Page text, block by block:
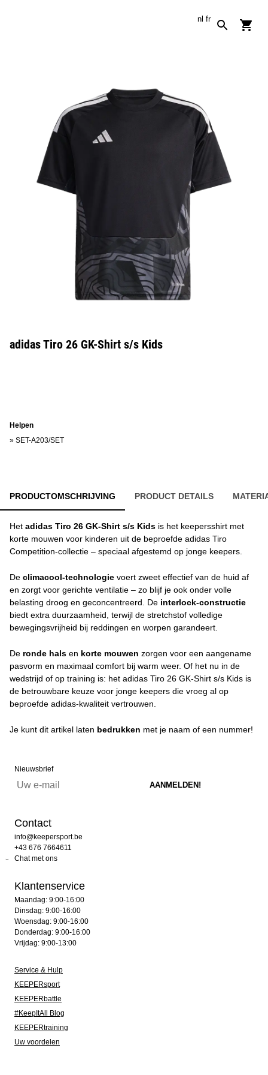
nl fr
adidas Tiro 26 GK-Shirt s/s Kids
Helpen
» SET-A203/SET
PRODUCTOMSCHRIJVING PRODUCT DETAILS
Het adidas Tiro 26 GK-Shirt s/s Kids is het keepersshirt met
korte mouwen voor kinderen uit de beproefde adidas Tiro
Competition-collectie – speciaal afgestemd op jonge keepers.
De climacool-technologie voert zweet effectief van de huid af
en zorgt voor gerichte ventilatie – zo blijf je ook onder volle
belasting droog en geconcentreerd. De interlock-constructie
biedt extra duurzaamheid, terwijl de stretchstof volledige
bewegingsvrijheid bij reddingen en worpen garandeert.
De ronde hals en korte mouwen zorgen voor een aangename
pasvorm en maximaal comfort bij warm weer. Of het nu in de
wedstrijd of op training is: het adidas Tiro 26 GK-Shirt s/s Kids is
de betrouwbare keuze voor jonge keepers die vroeg al op
beproefde adidas-kwaliteit vertrouwen.
Je kunt dit artikel laten bedrukken met je naam of een nummer!
Nieuwsbrief
Contact
info@keepersport.be
+43 676 7664611
Chat met ons
Klantenservice
Maandag: 9:00-16:00
Dinsdag: 9:00-16:00
Woensdag: 9:00-16:00
Donderdag: 9:00-16:00
Vrijdag: 9:00-13:00
Service & Hulp
KEEPERsport
KEEPERbattle
#KeepItAll Blog
KEEPERtraining
Uw voordelen